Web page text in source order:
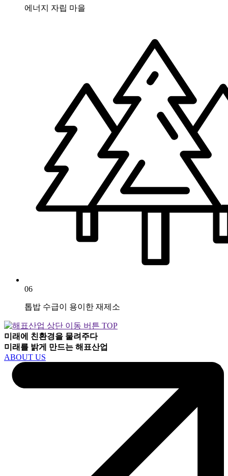
에너지 자립 마을
06
톱밥 수급이 용이한 재제소
TOP
미래에 친환경을 물려주다
미래를 밝게 만드는 해표산업
ABOUT US